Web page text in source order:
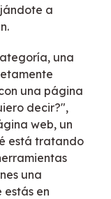
a
una
una página
decir?",
web, un
está tratando
una
estás en